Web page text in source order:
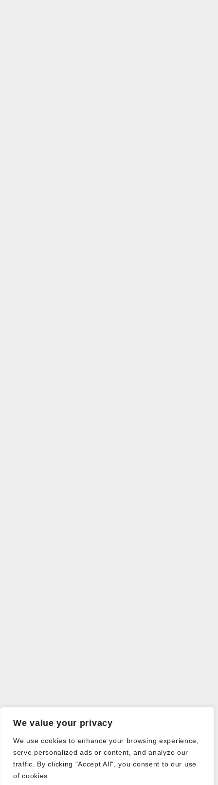
We value your privacy
We use cookies to enhance your browsing experience,
serve personalized ads or content, and analyze our
traffic. By clicking "Accept All", you consent to our use
of cookies.